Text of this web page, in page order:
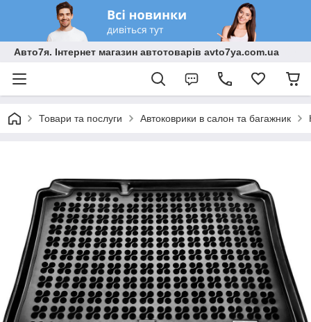
Авто7я. Інтернет магазин автотоварів avto7ya.com.ua
Товари та послуги Автоковрики в салон та багажник